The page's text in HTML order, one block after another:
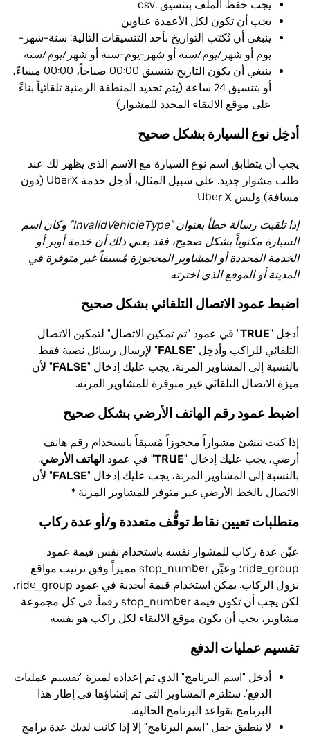
يجب حفظ الملف بتنسيق .csv
يجب أن تكون لكل الأعمدة عناوين
ينبغي أن تُكتَب التواريخ بأحد التنسيقات التالية: سنة-شهر-
يوم أو شهر/يوم/سنة أو شهر-يوم-سنة أو شهر/يوم/سنة
ينبغي أن يكون التاريخ بتنسيق 00:00 صباحاً، 00:00 مساءً،
أو بتنسيق 24 ساعة (يتم تحديد المنطقة الزمنية تلقائياً بناءً
على موقع الالتقاء المحدد للمشوار)
أدخِل نوع السيارة بشكل صحيح
يجب أن يتطابق اسم نوع السيارة مع الاسم الذي يظهر لك عند
طلب مشوار جديد. على سبيل المثال، أدخِل خدمة UberX (دون
مسافة) وليس Uber X.
إذا تلقيتَ رسالة خطأ بعنوان "InvalidVehicleType" وكان اسم
السيارة مكتوباً بشكل صحيح، فقد يعني ذلك أن خدمة أوبر أو
الخدمة المحددة أو المشاوير المحجوزة مُسبقاً غير متوفرة في
المدينة أو الموقع الذي اخترته.
اضبط عمود الاتصال التلقائي بشكل صحيح
أدخِل "TRUE" في عمود "تم تمكين الاتصال" لتمكين الاتصال
التلقائي للراكب وأدخِل "FALSE" لإرسال رسائل نصية فقط.
بالنسبة إلى المشاوير المرنة، يجب عليك إدخال "FALSE" لأن
ميزة الاتصال التلقائي غير متوفرة للمشاوير المرنة.
اضبط عمود رقم الهاتف الأرضي بشكل صحيح
إذا كنت تنشئ مشواراً محجوزاً مُسبقاً باستخدام رقم هاتف
أرضي، يجب عليك إدخال "TRUE" في عمود الهاتف الأرضي.
بالنسبة إلى المشاوير المرنة، يجب عليك إدخال "FALSE" لأن
الاتصال بالخط الأرضي غير متوفر للمشاوير المرنة.*
متطلبات تعيين نقاط توقُّف متعددة و/أو عدة ركاب
عيِّن عدة ركاب للمشوار نفسه باستخدام نفس قيمة عمود
ride_group؛ وعيِّن stop_number مميزاً وفق ترتيب مواقع
نزول الركاب. يمكن استخدام قيمة أبجدية في عمود ride_group،
لكن يجب أن تكون قيمة stop_number رقماً. في كل مجموعة
مشاوير، يجب أن يكون موقع الالتقاء لكل راكب هو نفسه.
تقسيم عمليات الدفع
أدخل "اسم البرنامج" الذي تم إعداده لميزة "تقسيم عمليات
الدفع". ستلتزم المشاوير التي تم إنشاؤها في إطار هذا
البرنامج بقواعد البرنامج الحالية.
لا ينطبق حقل "اسم البرنامج" إلا إذا كانت لديك عدة برامج